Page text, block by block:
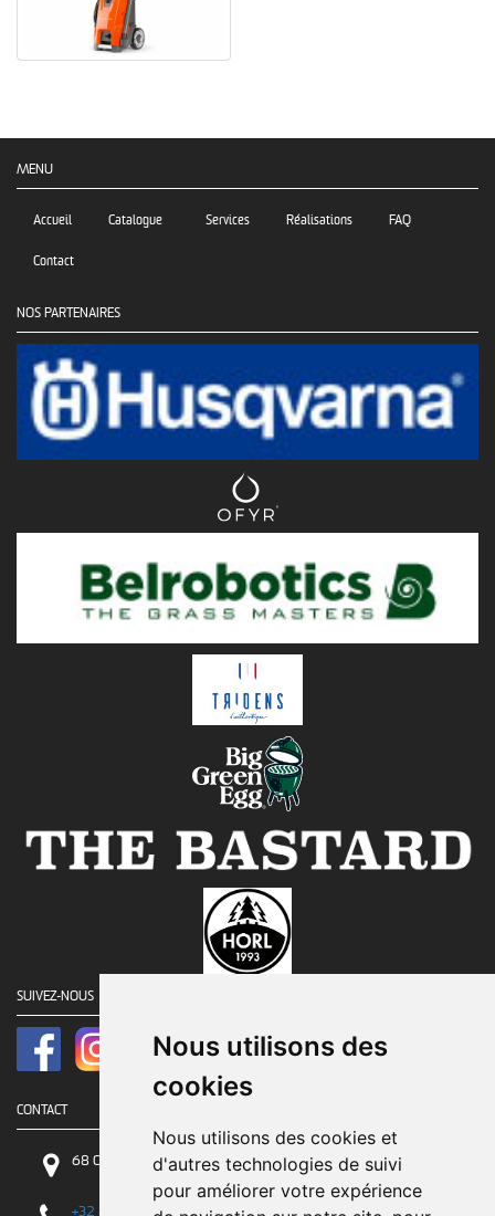
Nous utilisons des
cookies
Nous utilisons des cookies et
d'autres technologies de suivi
pour améliorer votre expérience
MENU
Accueil Catalogue Services Réalisations FAQ
Contact
NOS PARTENAIRES
SUIVEZ-NOUS
CONTACT
68 Chaussée de Tirlemont, 5030 Gembloux
+32 81 84 84 84